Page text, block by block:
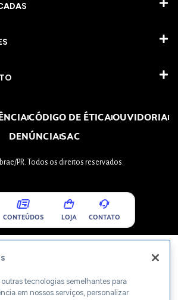
CÓDIGO DE ÉTICAOUVIDORIA
DENÚNCIASAC
PR. Todos os direitos reservados.
CONTEÚDOS LOJA CONTATO
outras tecnologias semelhantes para
em nossos serviços, personalizar